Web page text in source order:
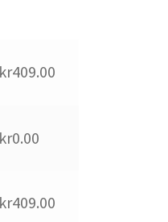
kr409.00
kr0.00
kr409.00